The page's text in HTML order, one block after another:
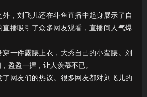
外，刘飞儿还在斗鱼直播中起身展示了自
直播吸引了众多网友观看，直播间人气爆
穿一件露腰上衣，大秀自己的小蛮腰。刘
盈盈一握，让人羡慕不已。
了网友们的热议。很多网友都对刘飞儿的